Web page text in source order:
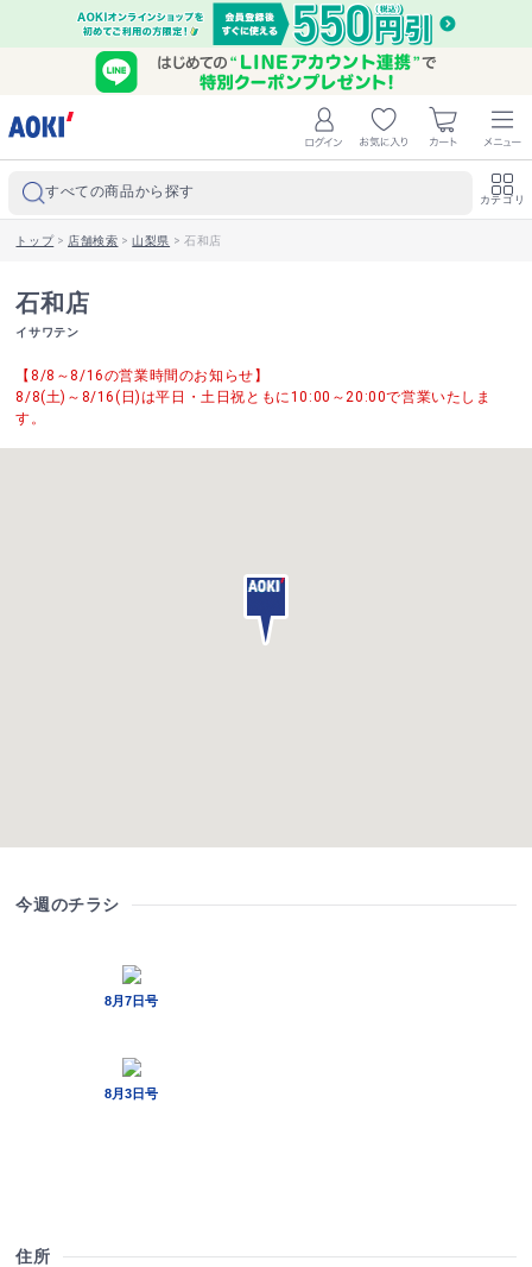
すべての商品から探す カテゴリ
トップ> 店舗検索 >山梨県 > 石和店
石和店
イサワテン
【8/8～8/16の営業時間のお知らせ】
8/8(土)～8/16(日)は平日・土日祝ともに10:00～20:00で営業いたしま
す。
今週のチラシ
住所